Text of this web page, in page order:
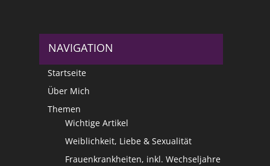
NAVIGATION
Startseite
Über Mich
Themen
Wichtige Artikel
Weiblichkeit, Liebe & Sexualität
Frauenkrankheiten, inkl. Wechseljahre